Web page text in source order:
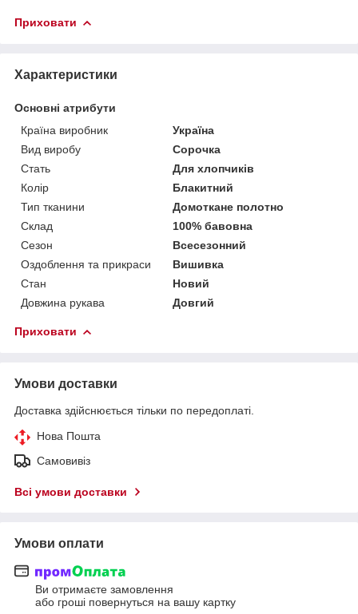
Приховати
Характеристики
Основні атрибути
Країна виробник
Україна
Вид виробу
Сорочка
Стать
Для хлопчиків
Колір
Блакитний
Тип тканини
Домоткане полотно
Склад
100% бавовна
Сезон
Всесезонний
Оздоблення та прикраси
Вишивка
Стан
Новий
Довжина рукава
Довгий
Приховати
Умови доставки
Доставка здійснюється тільки по передоплаті.
Нова Пошта
Самовивіз
Всі умови доставки
Умови оплати
Ви отримаєте замовлення
або гроші повернуться на вашу картку